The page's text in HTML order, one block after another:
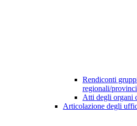
Rendiconti
regionali/
Atti degli organi
Articolazione degli